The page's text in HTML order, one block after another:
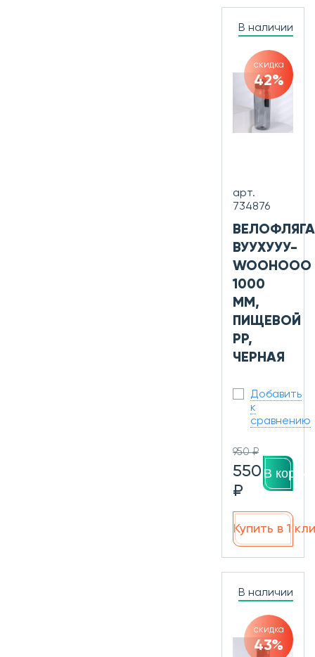
В наличии
скидка
42%
арт.
734876
ВЕЛОФЛЯГА
ВУУХУУУ-
WOOHOOO
1000
ММ,
ПИЩЕВОЙ
PP,
ЧЕРНАЯ
Добавить
к
сравнению
950 ₽
550
₽
В
Купить в 1
В наличии
скидка
43%